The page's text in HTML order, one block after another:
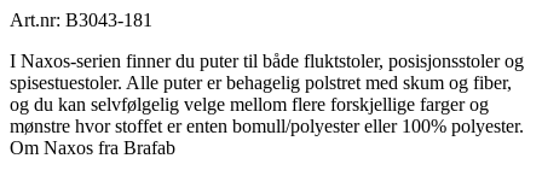
Art.nr: B3043-181
I Naxos-serien finner du puter til både fluktstoler, posisjonsstoler og
spisestuestoler. Alle puter er behagelig polstret med skum og fiber,
og du kan selvfølgelig velge mellom flere forskjellige farger og
mønstre hvor stoffet er enten bomull/polyester eller 100% polyester.
Om Naxos fra Brafab